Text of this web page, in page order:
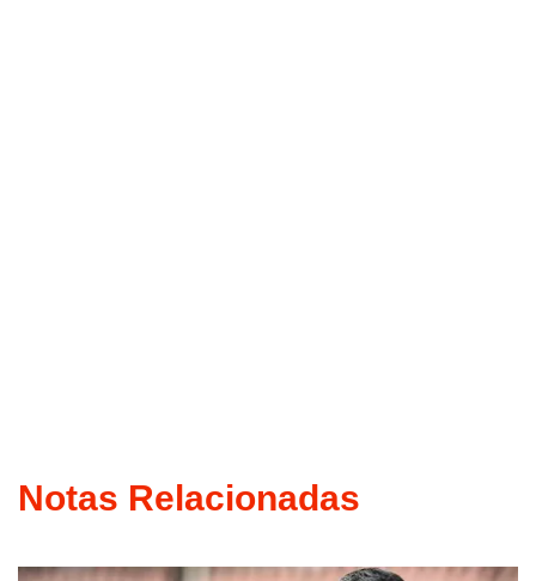
Notas Relacionadas